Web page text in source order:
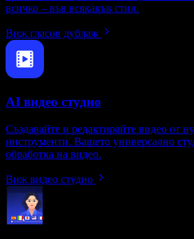
всичко – във всякакъв стил.
Виж гласов дублаж
AI видео студио
Създавайте и редактирайте видео от
инструменти. Вашето универсално
обработка на видео.
Виж видео студио